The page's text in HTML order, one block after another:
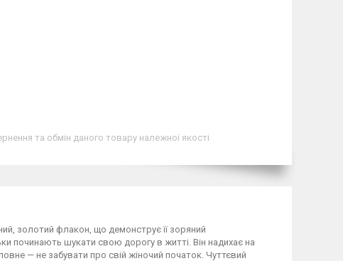
та обмін даного товару належної якості
золотий флакон, що демонструє її зоряний
починають шукати свою дорогу в житті. Він надихає на
— не забувати про свій жіночий початок. Чуттєвий